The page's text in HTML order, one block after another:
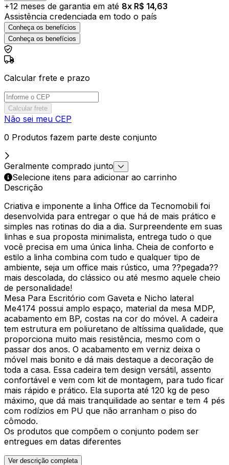
+12 meses de garantia em até 8x R$ 14,63
Assistência credenciada em todo o país
Conheça os benefícios
Conheça os benefícios
Calcular frete e prazo
Calcular frete
Não sei meu CEP
0 Produtos fazem parte deste conjunto
Geralmente comprado junto
Selecione itens para adicionar ao carrinho
Descrição
Criativa e imponente a linha Office da Tecnomobili foi
desenvolvida para entregar o que há de mais prático e
simples nas rotinas do dia a dia. Surpreendente em suas
linhas e sua proposta minimalista, entrega tudo o que
você precisa em uma única linha. Cheia de conforto e
estilo a linha combina com tudo e qualquer tipo de
ambiente, seja um office mais rústico, uma ??pegada??
mais descolada, do clássico ou até mesmo aquele cheio
de personalidade!
Mesa Para Escritório com Gaveta e Nicho lateral
Me4174 possui amplo espaço, material da mesa MDP,
acabamento em BP, costas na cor do móvel. A cadeira
tem estrutura em poliuretano de altíssima qualidade, que
proporciona muito mais resistência, mesmo com o
passar dos anos. O acabamento em verniz deixa o
móvel mais bonito e dá mais destaque a decoração de
toda a casa. Essa cadeira tem design versátil, assento
confortável e vem com kit de montagem, para tudo ficar
mais rápido e prático. Ela suporta até 120 kg de peso
máximo, que dá mais tranquilidade ao sentar e tem 4 pés
com rodízios em PU que não arranham o piso do
cômodo.
Os produtos que compõem o conjunto podem ser
entregues em datas diferentes
Ver descrição completa